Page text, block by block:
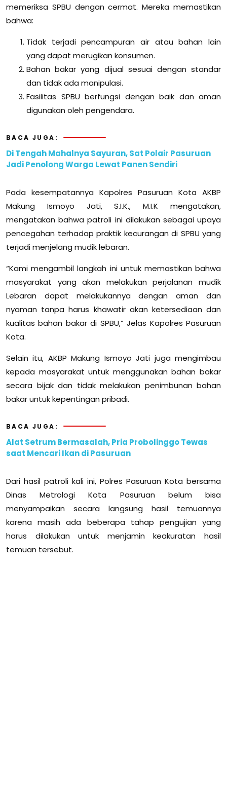
memeriksa SPBU dengan cermat. Mereka memastikan
bahwa:
Tidak terjadi pencampuran air atau bahan lain
yang dapat merugikan konsumen.
Bahan bakar yang dijual sesuai dengan standar
dan tidak ada manipulasi.
Fasilitas SPBU berfungsi dengan baik dan aman
digunakan oleh pengendara.
BACA JUGA:
Di Tengah Mahalnya Sayuran, Sat Polair Pasuruan
Jadi Penolong Warga Lewat Panen Sendiri
Pada kesempatannya Kapolres Pasuruan Kota AKBP
Makung Ismoyo Jati, S.I.K., M.I.K mengatakan,
mengatakan bahwa patroli ini dilakukan sebagai upaya
pencegahan terhadap praktik kecurangan di SPBU yang
terjadi menjelang mudik lebaran.
“Kami mengambil langkah ini untuk memastikan bahwa
masyarakat yang akan melakukan perjalanan mudik
Lebaran dapat melakukannya dengan aman dan
nyaman tanpa harus khawatir akan ketersediaan dan
kualitas bahan bakar di SPBU,” Jelas Kapolres Pasuruan
Kota.
Selain itu, AKBP Makung Ismoyo Jati juga mengimbau
kepada masyarakat untuk menggunakan bahan bakar
secara bijak dan tidak melakukan penimbunan bahan
bakar untuk kepentingan pribadi.
BACA JUGA:
Alat Setrum Bermasalah, Pria Probolinggo Tewas
saat Mencari Ikan di Pasuruan
Dari hasil patroli kali ini, Polres Pasuruan Kota bersama
Dinas Metrologi Kota Pasuruan belum bisa
menyampaikan secara langsung hasil temuannya
karena masih ada beberapa tahap pengujian yang
harus dilakukan untuk menjamin keakuratan hasil
temuan tersebut.